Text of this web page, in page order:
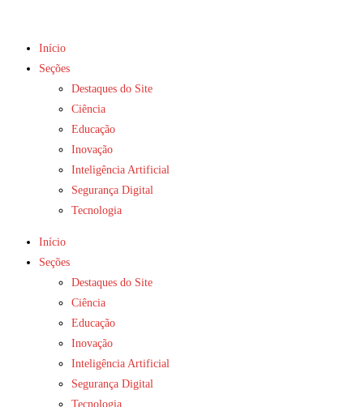
Início
Seções
Destaques do Site
Ciência
Educação
Inovação
Inteligência Artificial
Segurança Digital
Tecnologia
Início
Seções
Destaques do Site
Ciência
Educação
Inovação
Inteligência Artificial
Segurança Digital
Tecnologia